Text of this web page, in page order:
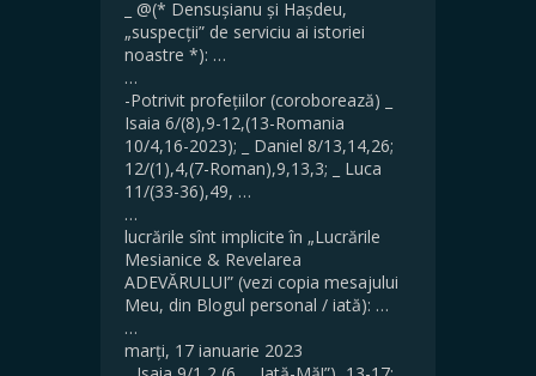
_ @(* Densușianu și Hașdeu,
„suspecții” de serviciu ai istoriei
noastre *): …
…
-Potrivit profețiilor (coroborează) _
Isaia 6/(8),9-12,(13-Romania
10/4,16-2023); _ Daniel 8/13,14,26;
12/(1),4,(7-Roman),9,13,3; _ Luca
11/(33-36),49, …
…
lucrările sînt implicite în „Lucrările
Mesianice & Revelarea
ADEVĂRULUI” (vezi copia mesajului
Meu, din Blogul personal / iată): …
…
marți, 17 ianuarie 2023